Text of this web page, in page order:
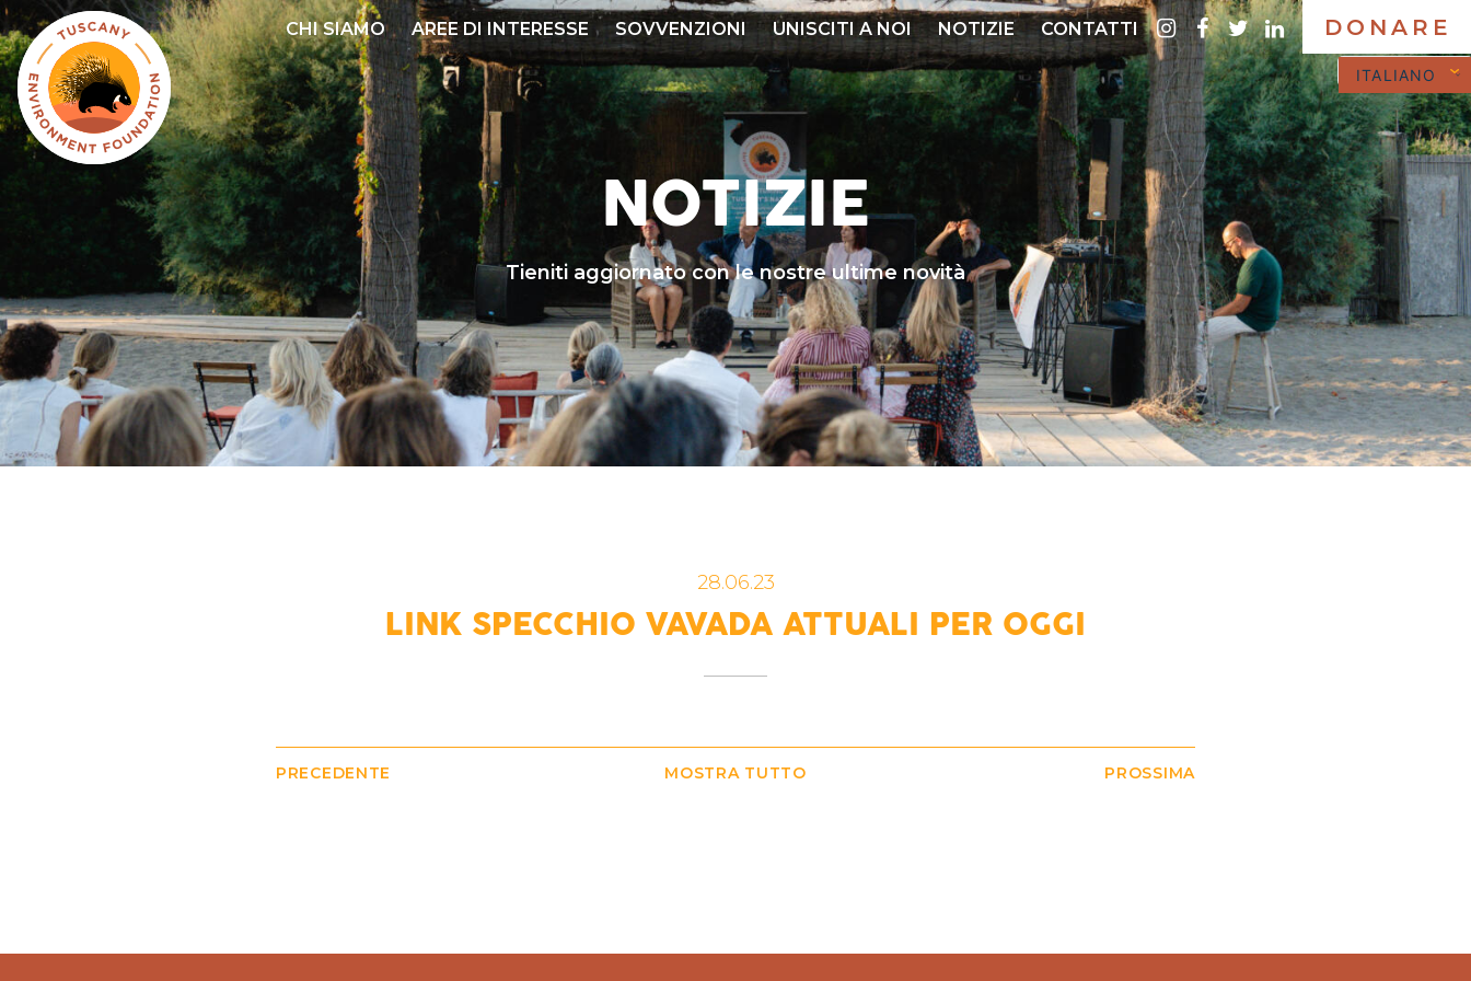
Salta
al
contenuto
principale
DONARE
ITALIANO
CHI SIAMO AREE DI INTERESSE SOVVENZIONI UNISCITI A NOI NOTIZIE CONTATTI instagram
Facebook
twitter
LinkedIn
NOTIZIE
Tieniti aggiornato con le nostre ultime novità
LINK SPECCHIO VAVADA ATTUALI PER OGGI
28.06.23
PRECEDENTE MOSTRA TUTTO PROSSIMA